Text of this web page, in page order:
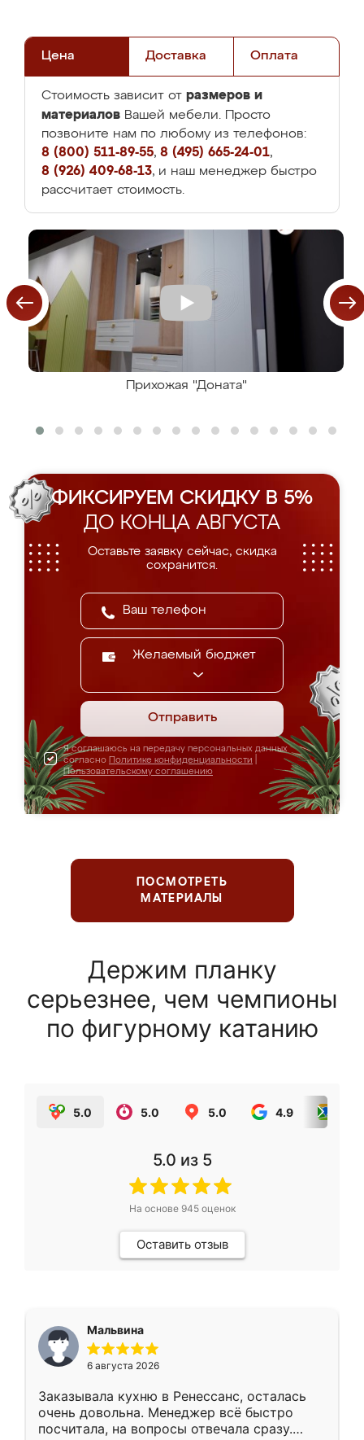
Цена Доставка Оплата
Стоимость зависит от размеров и
материалов Вашей мебели. Просто
позвоните нам по любому из телефонов:
8 (800) 511-89-55, 8 (495) 665-24-01,
8 (926) 409-68-13, и наш менеджер быстро
рассчитает стоимость.
Прихожая "Доната"
ФИКСИРУЕМ СКИДКУ В 5%
ДО КОНЦА АВГУСТА
Оставьте заявку сейчас, скидка
сохранится.
Желаемый бюджет
Отправить
Я соглашаюсь на передачу персональных данных
согласно Политике конфиденциальности
Пользовательскому соглашению
ПОСМОТРЕТЬ
МАТЕРИАЛЫ
Держим планку
серьезнее, чем чемпионы
по фигурному катанию
5.0 5.0 5.0 4.9
5.0 из 5
На основе 945оценок
Оставить отзыв
Мальвина
6 августа 2026
Заказывала кухню в Ренессанс, осталась
очень довольна. Менеджер всё быстро
посчитала, на вопросы отвечала сразу.